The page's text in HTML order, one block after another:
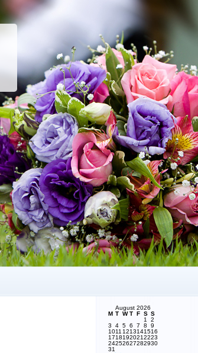
August 2026
M T W T F S S
1
2
3
4 5 6 7 8
9
1011 1213141516
17181920212223
24252627282930
31